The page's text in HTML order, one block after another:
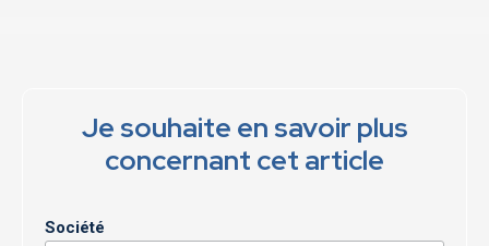
Je souhaite en savoir plus
concernant cet article
Société